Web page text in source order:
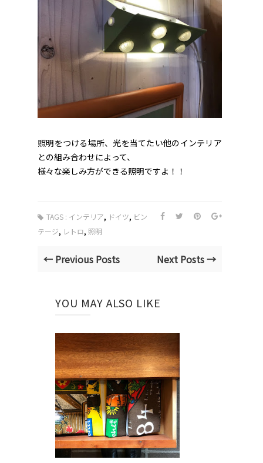
照明をつける場所、光を当てたい他のインテリア
との組み合わせによって、
様々な楽しみ方ができる照明ですよ！！
TAGS : インテリア, ドイツ, ビン
テージ, レトロ, 照明
← Previous Posts Next Posts →
YOU MAY ALSO LIKE